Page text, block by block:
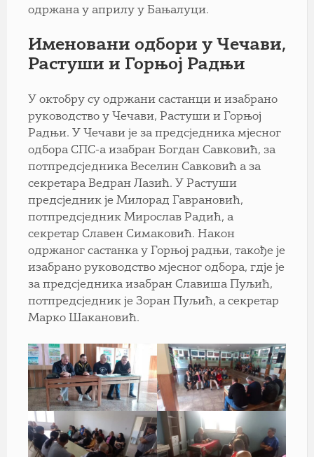
одржана у априлу у Бањалуци.
Именовани одбори у Чечави,
Растуши и Горњој Радњи
У октобру су одржани састанци и изабрано
руководство у Чечави, Растуши и Горњој
Радњи. У Чечави је за предсједника мјесног
одбора СПС-а изабран Богдан Савковић, за
потпредсједника Веселин Савковић а за
секретара Ведран Лазић. У Растуши
предсједник је Милорад Гаврановић,
потпредсједник Мирослав Радић, а
секретар Славен Симаковић. Након
одржаног састанка у Горњој радњи, такође је
изабрано руководство мјесног одбора, гдје је
за предсједника изабран Славиша Пуљић,
потпредсједник је Зоран Пуљић, а секретар
Марко Шакановић.